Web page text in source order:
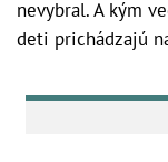
nevybral. A kým
deti prichádzajú